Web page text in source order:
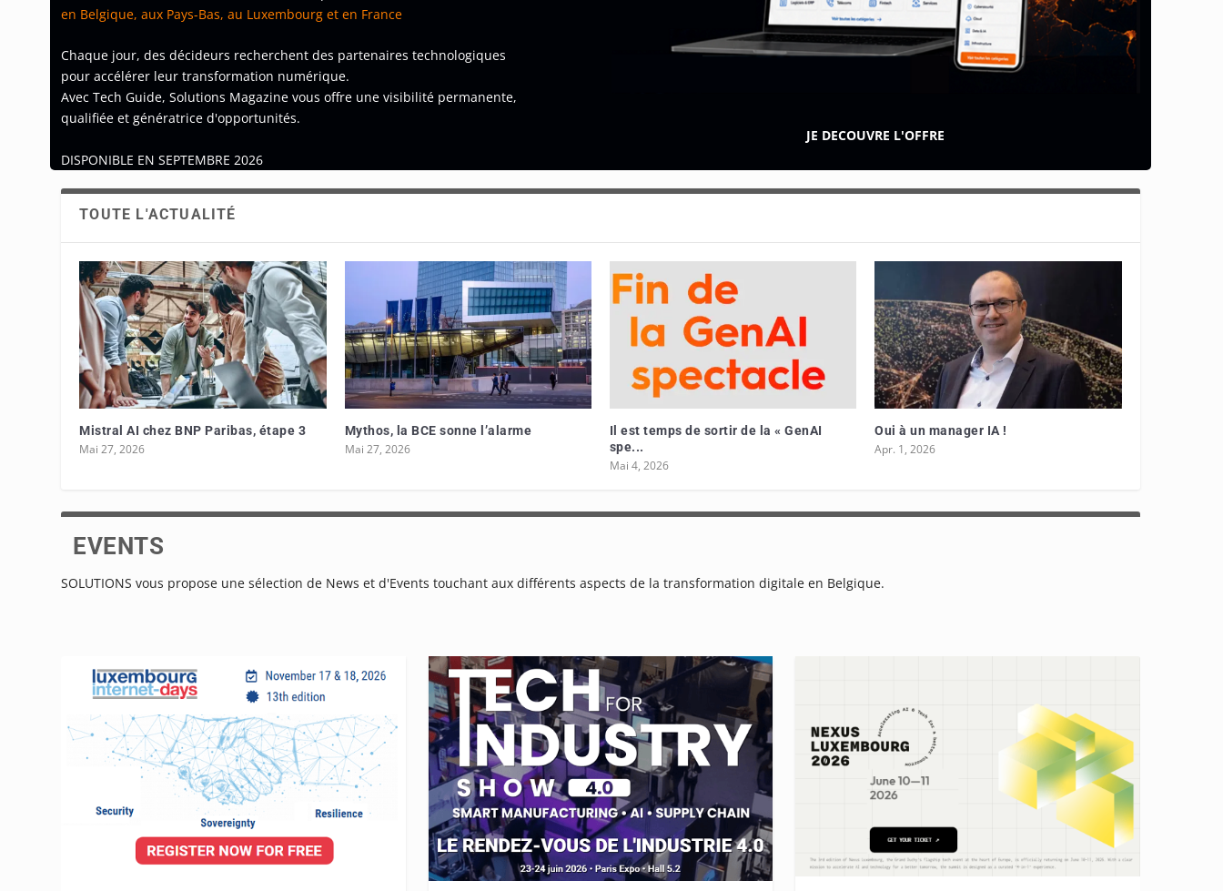
en Belgique, aux Pays-Bas, au Luxembourg et en France
Chaque jour, des décideurs recherchent des partenaires technologiques
pour accélérer leur transformation numérique.
Avec Tech Guide, Solutions Magazine vous offre une visibilité permanente,
qualifiée et génératrice d'opportunités.
DISPONIBLE EN SEPTEMBRE 2026
JE DECOUVRE L'OFFRE
TOUTE L'ACTUALITÉ
De Trend Micro à TrendAI
März 24, 2026
IA, l’heure des comptes a sonné !
März 19, 2026
CISO, quand le métier dépasse la
sécurit...
März 17, 2026
Mixvoip, l’IA avec contrôle total
März 16, 2026
EVENTS
SOLUTIONS vous propose une sélection de News et d'Events touchant aux différents aspects de la transformation digitale en Belgique.